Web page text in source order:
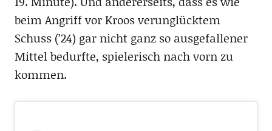
beim Angriff vor Kroos verunglücktem
Schuss (’24) gar nicht ganz so ausgefallener
Mittel bedurfte, spielerisch nach vorn zu
kommen.